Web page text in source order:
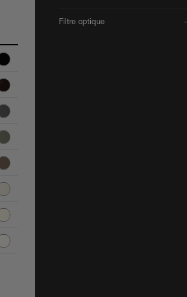
Filtre optique -